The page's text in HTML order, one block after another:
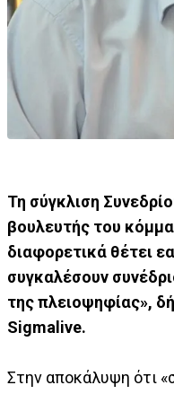
Τη σύγκλιση
βουλευτής του
διαφορετικά θέτει
συγκαλέσουν
της πλειοψηφίας»,
Sigmalive.
Στην αποκάλυψη ότι